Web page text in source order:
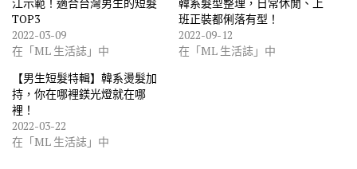
TOP3
2022-03-09
在「ML 生活誌」中
班正裝都俐落有型！
2022-09-12
在「ML 生活誌」中
【男生短髮特輯】韓系燙髮加
持，你在哪裡鎂光燈就在哪
裡！
2022-03-22
在「ML 生活誌」中